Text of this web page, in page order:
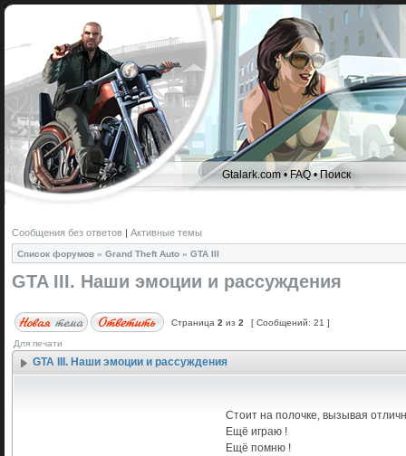
Gtalark.com •FAQ•Поиск
Сообщения без ответов | Активные темы
Список форумов » Grand Theft Auto » GTA III
GTA III. Наши эмоции и рассуждения
Страница 2 из 2 [ Сообщений: 21 ]
Для печати
GTA III. Наши эмоции и рассуждения
Стоит на полочке, вызывая
Ещё играю !
Ещё помню !